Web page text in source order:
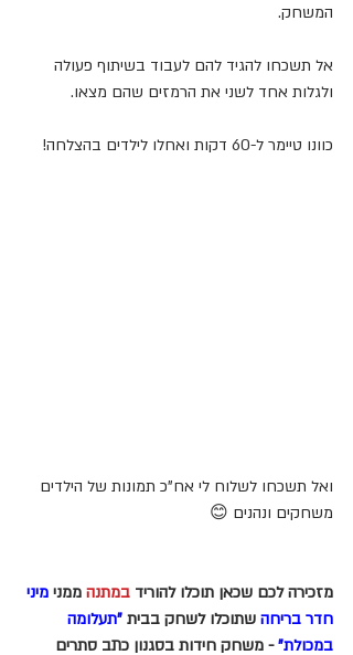
המשחק.
אל תשכחו להגיד להם לעבוד בשיתוף פעולה
ולגלות אחד לשני את הרמזים שהם מצאו.
כוונו טיימר ל-60 דקות ואחלו לילדים בהצלחה!
ואל תשכחו לשלוח לי אח"כ תמונות של הילדים
משחקים ונהנים 😊
מזכירה לכם שכאן תוכלו להוריד במתנה ממני מיני
חדר בריחה שתוכלו לשחק בבית "תעלומה
במכולת" - משחק חידות בסגנון כתב סתרים